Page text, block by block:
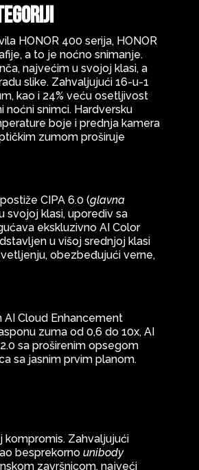
HONOR 400 serija, HONOR
a to je noćno snimanje.
najvećim u svojoj klasi, a
slike. Zahvaljujući 16-u-1
kao i 24% veću osetljivost
snimci. Hardversku
boje i prednja kamera
zumom proširuje
CIPA 6.0 (glavna
svojoj klasi, uporediv sa
ekskluzivno AI Color
u višoj srednjoj klasi
obezbeđujući verne,
Cloud Enhancement
zuma od 0,6 do 10x, AI
sa proširenim opsegom
sa jasnim prvim planom.
kompromis. Zahvaljujući
besprekornounibody
završnicom, najveći